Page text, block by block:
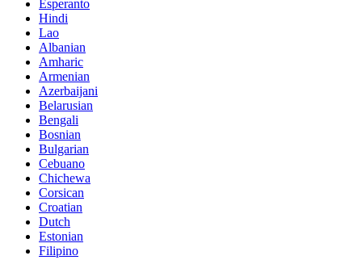
Esperanto
Hindi
Lao
Albanian
Amharic
Armenian
Azerbaijani
Belarusian
Bengali
Bosnian
Bulgarian
Cebuano
Chichewa
Corsican
Croatian
Dutch
Estonian
Filipino